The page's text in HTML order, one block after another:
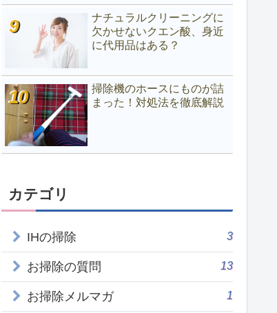
ナチュラルクリーニングに
欠かせないクエン酸、身近
に代用品はある？
掃除機のホースにものが詰
まった！対処法を徹底解説
カテゴリ
IHの掃除 3
お掃除の質問 13
お掃除メルマガ 1